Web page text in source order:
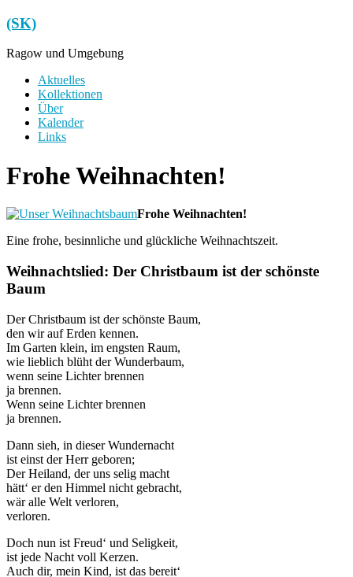
Zum
Inhalt
springen
(SK)
Ragow und Umgebung
Menü
Aktuelles
Kollektionen
Über
Kalender
Links
Frohe Weihnachten!
Frohe Weihnachten!
Eine frohe, besinnliche und glückliche Weihnachtszeit.
Weihnachtslied: Der Christbaum ist der schönste
Baum
Der Christbaum ist der schönste Baum,
den wir auf Erden kennen.
Im Garten klein, im engsten Raum,
wie lieblich blüht der Wunderbaum,
wenn seine Lichter brennen
ja brennen.
Wenn seine Lichter brennen
ja brennen.
Dann sieh, in dieser Wundernacht
ist einst der Herr geboren;
Der Heiland, der uns selig macht
hätt‘ er den Himmel nicht gebracht,
wär alle Welt verloren,
verloren.
Doch nun ist Freud‘ und Seligkeit,
ist jede Nacht voll Kerzen.
Auch dir, mein Kind, ist das bereit‘